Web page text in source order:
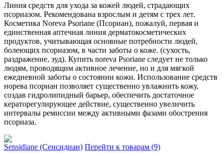
Линия средств для ухода за кожей людей, страдающих
псориазом. Рекомендована взрослым и детям с трех лет.
Косметика Noreva Psoriane (Псориан), пожалуй, первая и
единственная аптечная линия дерматокосметических
продуктов, учитывающая основные потребности людей,
болеющих псориазом, в части заботы о коже. (сухость,
раздражение, зуд). Купить noreva Psoriane следует не только
людям, проводящим активное лечение, но и для мягкой
ежедневной заботы о состоянии кожи. Использование средств
норева псориан позволяет существенно увлажнить кожу,
создав гидролипидный барьер, обеспечить достаточное
кераторегулирующее действие, существенно увеличить
интервалы ремиссии между активными фазами обострения
псориаза.
Sensidiane (Сенсидиан) Перейти к товарам (9)